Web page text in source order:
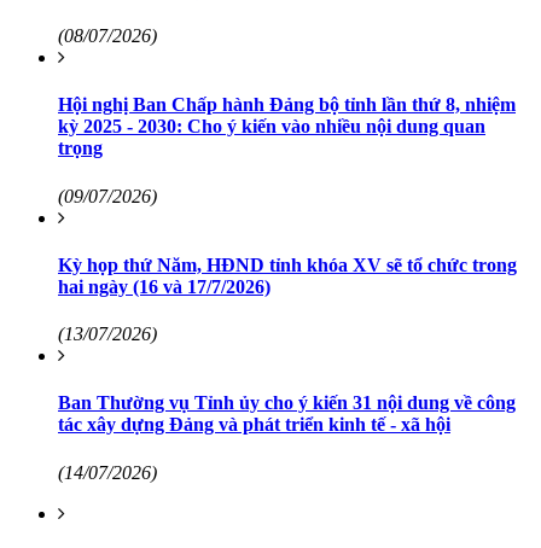
(08/07/2026)
Hội nghị Ban Chấp hành Đảng bộ tỉnh lần thứ 8, nhiệm
kỳ 2025 - 2030: Cho ý kiến vào nhiều nội dung quan
trọng
(09/07/2026)
Kỳ họp thứ Năm, HĐND tỉnh khóa XV sẽ tổ chức trong
hai ngày (16 và 17/7/2026)
(13/07/2026)
Ban Thường vụ Tỉnh ủy cho ý kiến 31 nội dung về công
tác xây dựng Đảng và phát triển kinh tế - xã hội
(14/07/2026)